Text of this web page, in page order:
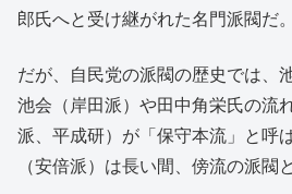
郎氏へと受け継がれた名門派閥だ。
だが、自民党の派閥の歴史では、
池会（岸田派）や田中角栄氏の流
派、平成研）が「保守本流」と呼
（安倍派）は長い間、傍流の派閥